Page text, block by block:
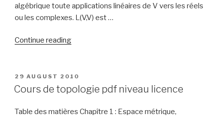
algébrique toute applications linéaires de V vers les réels
ou les complexes. L(V,V) est …
Continue reading“Application
espace
de
LC(V,W)”
POSTED
ON
29 AUGUST 2010
Cours de topologie pdf niveau licence
Table des matières Chapître 1 : Espace métrique,